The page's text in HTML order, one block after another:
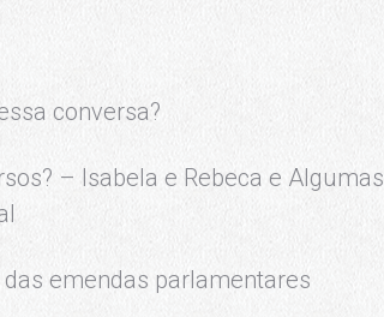
conversa?
– Isabela e Rebeca e Algumas
emendas parlamentares